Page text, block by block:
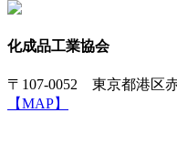
化成品工業協会
〒107-0052 東京都港区
【MAP】